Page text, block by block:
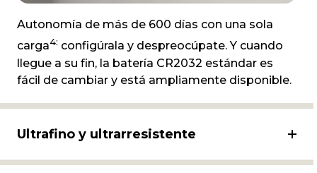
Autonomía de más de 600 días con una sola
carga4: configúrala y despreocúpate. Y cuando
llegue a su fin, la batería CR2032 estándar es
fácil de cambiar y está ampliamente disponible.
Ultrafino y ultrarresistente